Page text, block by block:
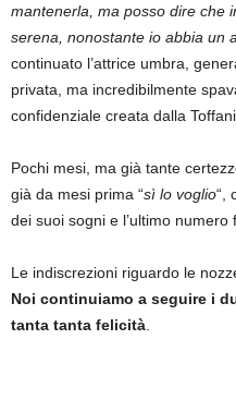
mantenerla, ma posso dire che
serena, nonostante io abbia un
continuato l’attrice umbra,
privata, ma incredibilmente
confidenziale creata dalla
Pochi mesi, ma già tante
già da mesi prima “sì lo voglio“,
dei suoi sogni e l’ultimo numero
Le indiscrezioni riguardo le
Noi continuiamo a seguire i
tanta tanta felicità